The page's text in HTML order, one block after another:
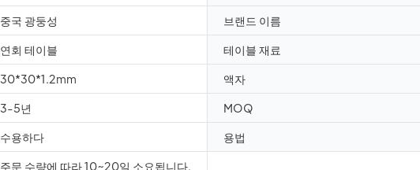
중국 광둥성 브랜드 이름
연회 테이블 테이블 재료
30*30*1.2mm 액자
3-5년 MOQ
수용하다 용법
주문 수량에 따라 10~20일 소요됩니다.